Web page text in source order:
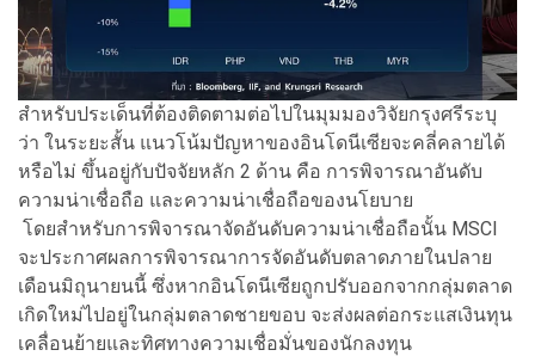
สำหรับประเด็นที่ต้องติดตามต่อไปในมุมมองวิจัยกรุงศรีระบุ
ว่า ในระยะสั้น แนวโน้มปัญหาของอินโดนีเซียจะคลี่คลายได้
หรือไม่ ขึ้นอยู่กับปัจจัยหลัก 2 ด้าน คือ การพิจารณาอันดับ
ความน่าเชื่อถือ และความน่าเชื่อถือของนโยบาย
โดยสำหรับการพิจารณาจัดอันดับความน่าเชื่อถือนั้น MSCI
จะประกาศผลการพิจารณาการจัดอันดับตลาดภายในปลาย
เดือนมิถุนายนนี้ ซึ่งหากอินโดนีเซียถูกปรับออกจากกลุ่มตลาด
เกิดใหม่ไปอยู่ในกลุ่มตลาดชายขอบ จะส่งผลต่อกระแสเงินทุน
เคลื่อนย้ายและทิศทางความเชื่อมั่นของนักลงทุน